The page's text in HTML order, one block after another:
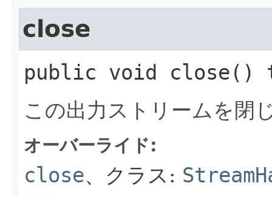
close
public void close()
この出力ストリームを閉
オーバーライド:
close、クラス: